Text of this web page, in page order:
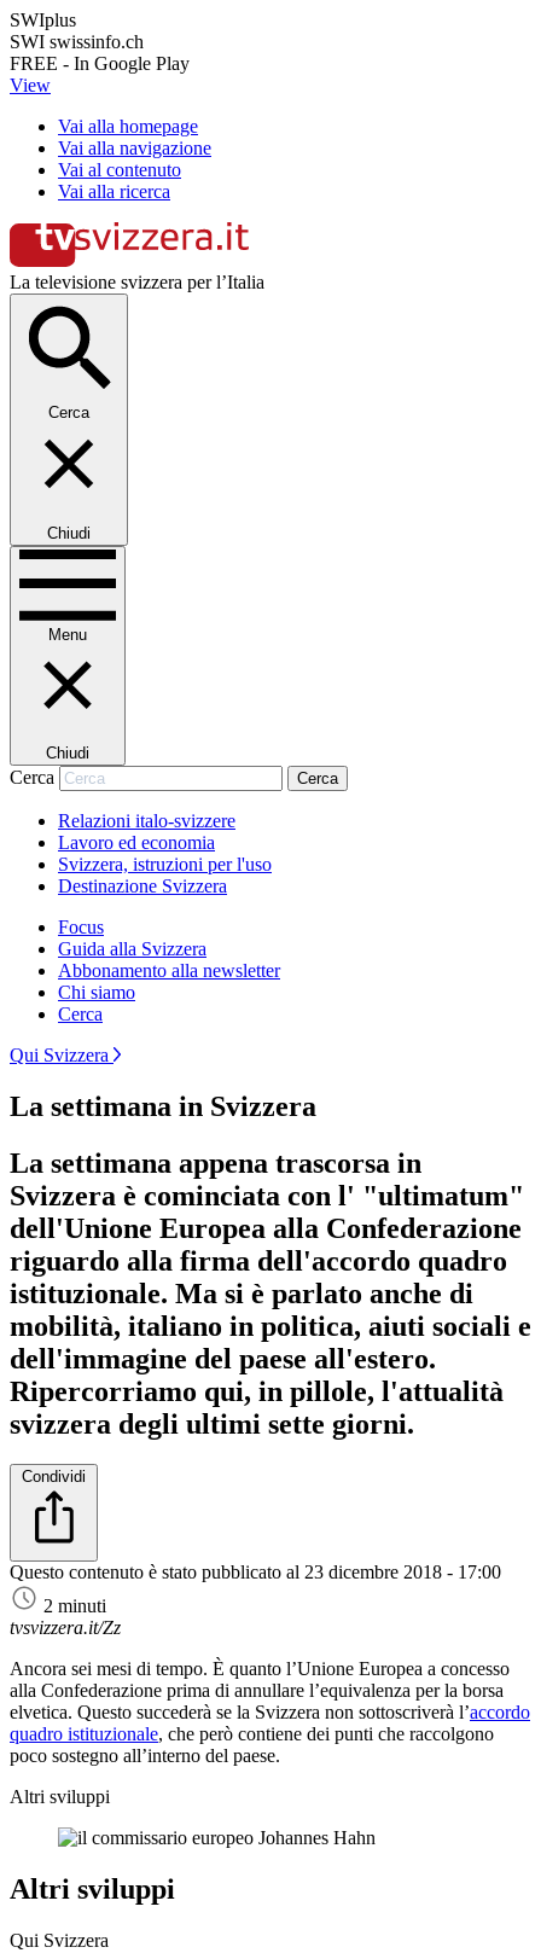
SWIplus
SWI swissinfo.ch
FREE - In Google Play
View
Vai alla homepage
Vai alla navigazione
Vai al contenuto
Vai alla ricerca
La televisione svizzera per l’Italia
Cerca
Chiudi
Menu
Chiudi
Cerca Cerca
Relazioni italo-svizzere
Lavoro ed economia
Svizzera, istruzioni per l'uso
Destinazione Svizzera
Focus
Guida alla Svizzera
Abbonamento alla newsletter
Chi siamo
Cerca
Qui Svizzera
La settimana in Svizzera
La settimana appena trascorsa in
Svizzera è cominciata con l' "ultimatum"
dell'Unione Europea alla Confederazione
riguardo alla firma dell'accordo quadro
istituzionale. Ma si è parlato anche di
mobilità, italiano in politica, aiuti sociali e
dell'immagine del paese all'estero.
Ripercorriamo qui, in pillole, l'attualità
svizzera degli ultimi sette giorni.
Condividi
Questo contenuto è stato pubblicato al 23 dicembre 2018 - 17:00
2 minuti
tvsvizzera.it/Zz
Ancora sei mesi di tempo. È quanto l’Unione Europea a concesso
alla Confederazione prima di annullare l’equivalenza per la borsa
elvetica. Questo succederà se la Svizzera non sottoscriverà l’accordo
quadro istituzionale, che però contiene dei punti che raccolgono
poco sostegno all’interno del paese.
Altri sviluppi
Altri sviluppi
Qui Svizzera